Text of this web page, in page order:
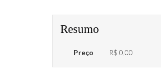
Resumo
Preço R$ 0,00